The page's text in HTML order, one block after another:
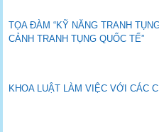
TỌA ĐÀM “KỸ NĂNG TRANH
CẢNH TRANH TỤNG QUỐC TẾ”
KHOA LUẬT LÀM VIỆC VỚI CÁC